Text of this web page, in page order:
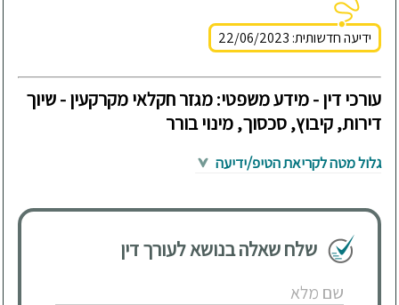
ידיעה חדשותית: 22/06/2023
עורכי דין - מידע משפטי: מגזר חקלאי מקרקעין - שיוך
דירות, קיבוץ, סכסוך, מינוי בורר
גלול מטה לקריאת הטיפ/ידיעה
שלח שאלה בנושא לעורך דין